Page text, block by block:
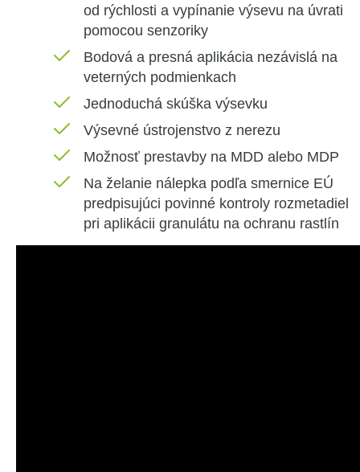
od rýchlosti a vypínanie výsevu na úvrati
pomocou senzoriky
Bodová a presná aplikácia nezávislá na
veterných podmienkach
Jednoduchá skúška výsevku
Výsevné ústrojenstvo z nerezu
Možnosť prestavby na MDD alebo MDP
Na želanie nálepka podľa smernice EÚ
predpisujúci povinné kontroly rozmetadiel
pri aplikácii granulátu na ochranu rastlín